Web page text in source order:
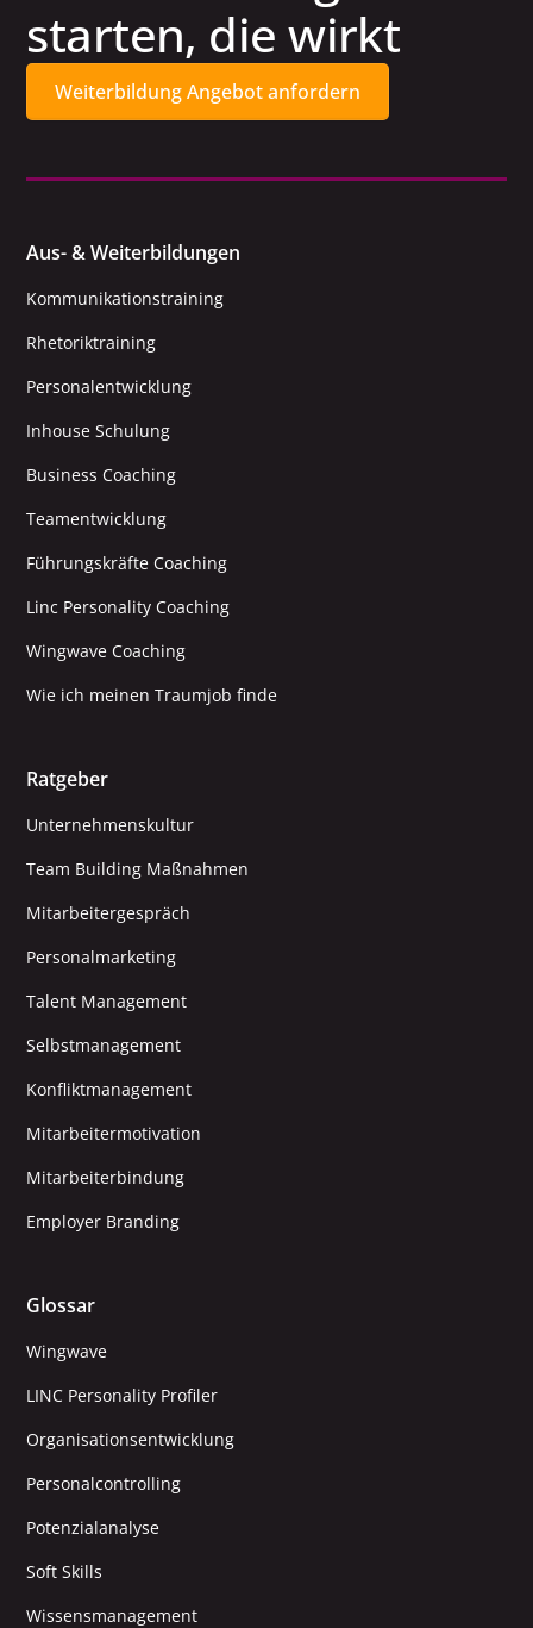
starten, die wirkt
Weiterbildung Angebot anfordern
Aus- & Weiterbildungen
Kommunikationstraining
Rhetoriktraining
Personalentwicklung
Inhouse Schulung
Business Coaching
Teamentwicklung
Führungskräfte Coaching
Linc Personality Coaching
Wingwave Coaching
Wie ich meinen Traumjob finde
Ratgeber
Unternehmenskultur
Team Building Maßnahmen
Mitarbeitergespräch
Personalmarketing
Talent Management
Selbstmanagement
Konfliktmanagement
Mitarbeitermotivation
Mitarbeiterbindung
Employer Branding
Glossar
Wingwave
LINC Personality Profiler
Organisationsentwicklung
Personalcontrolling
Potenzialanalyse
Soft Skills
Wissensmanagement